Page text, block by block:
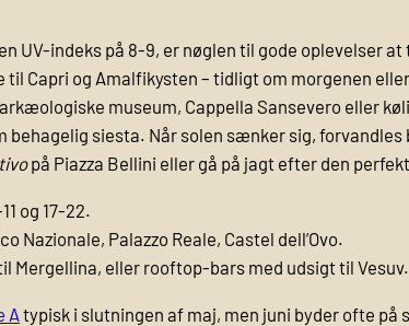
UV-indeks på 8-9, er nøglen til gode oplevelser
Capri og Amalfikysten – tidligt om morgenen
museum, Cappella Sansevero eller
siesta. Når solen sænker sig,
på Piazza Bellini eller gå på jagt efter den
og 17-22.
Nazionale, Palazzo Reale, Castel dell’Ovo.
Mergellina, eller rooftop-bars med udsigt til Vesuv.
A typisk i slutningen af maj, men juni byder ofte